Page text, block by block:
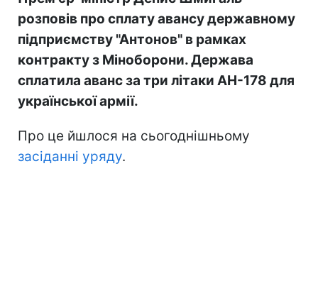
розповів про сплату авансу державному
підприємству "Антонов" в рамках
контракту з Міноборони. Держава
сплатила аванс за три літаки АН-178 для
української армії.
Про це йшлося на сьогоднішньому
засіданні уряду.